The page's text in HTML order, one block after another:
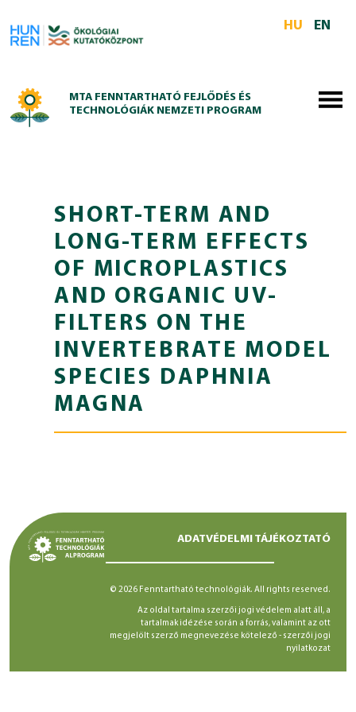
HU
EN
MTA FENNTARTHATÓ FEJLŐDÉS ÉS
TECHNOLÓGIÁK NEMZETI PROGRAM
SHORT-TERM AND
LONG-TERM EFFECTS
OF MICROPLASTICS
AND ORGANIC UV-
FILTERS ON THE
INVERTEBRATE MODEL
SPECIES DAPHNIA
MAGNA
ADATVÉDELMI TÁJÉKOZTATÓ
© 2026 Fenntartható technológiák. All rights reserved.
Az oldal tartalma szerzői jogi védelem alatt áll, a
tartalmak idézése során a forrás, valamint az ott
megjelölt szerző megnevezése kötelező - szerzői jogi
nyilatkozat